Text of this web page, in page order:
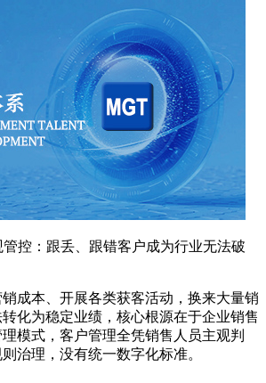
控：跟丢、跟错客户成为行业无法破
成本、开展各类获客活动，换来大量销
化为稳定业绩，核心根源在于企业销售
模式，客户管理全凭销售人员主观判
治理，没有统一数字化标准。